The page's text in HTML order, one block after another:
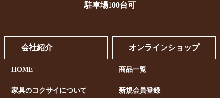
駐車場100台可
会社紹介
HOME
家具のコクサイについて
オンラインショップ
商品一覧
新規会員登録